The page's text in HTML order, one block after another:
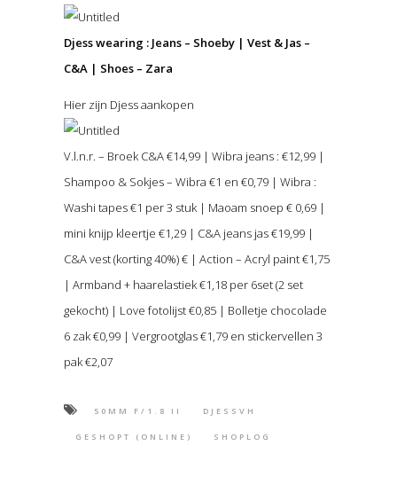
Djess wearing : Jeans – Shoeby | Vest & Jas –
C&A | Shoes – Zara
Hier zijn Djess aankopen
V.l.n.r. – Broek C&A €14,99 | Wibra jeans : €12,99 |
Shampoo & Sokjes – Wibra €1 en €0,79 | Wibra :
Washi tapes €1 per 3 stuk | Maoam snoep € 0,69 |
mini knijp kleertje €1,29 | C&A jeans jas €19,99 |
C&A vest (korting 40%) € | Action – Acryl paint €1,75
| Armband + haarelastiek €1,18 per 6set (2 set
gekocht) | Love fotolijst €0,85 | Bolletje chocolade
6 zak €0,99 | Vergrootglas €1,79 en stickervellen 3
pak €2,07
50MM F/1.8 II DJESSVH
GESHOPT (ONLINE) SHOPLOG